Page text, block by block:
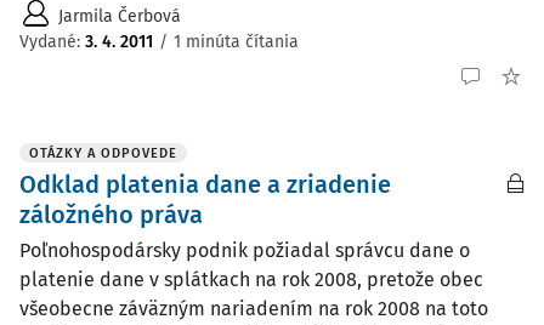
Jarmila Čerbová
Vydané: 3. 4. 2011 / 1 minúta čítania
OTÁZKY A ODPOVEDE
Odklad platenia dane a zriadenie
záložného práva
Poľnohospodársky podnik požiadal správcu dane o
platenie dane v splátkach na rok 2008, pretože obec
všeobecne záväzným nariadením na rok 2008 na toto